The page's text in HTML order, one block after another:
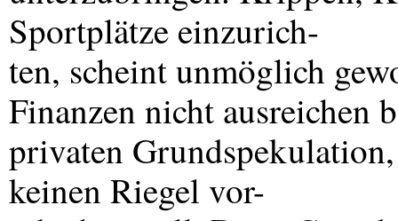
Sportplätze einzurich-
ten, scheint unmöglich
Finanzen nicht ausreichen
privaten
keinen Riegel vor-